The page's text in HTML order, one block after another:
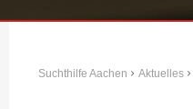
Suchthilfe Aachen Aktuelles